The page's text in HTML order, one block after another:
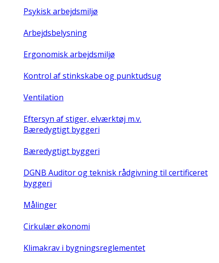
Psykisk arbejdsmiljø
Arbejdsbelysning
Ergonomisk arbejdsmiljø
Kontrol af stinkskabe og punktudsug
Ventilation
Eftersyn af stiger, elværktøj m.v.
Bæredygtigt byggeri
Bæredygtigt byggeri
DGNB Auditor og teknisk rådgivning til certificeret
byggeri
Målinger
Cirkulær økonomi
Klimakrav i bygningsreglementet